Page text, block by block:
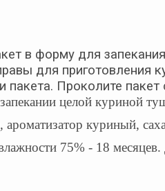
в форму для
для приготовления
Проколите
целой куриной
куриный,
75% - 18 месяцев.